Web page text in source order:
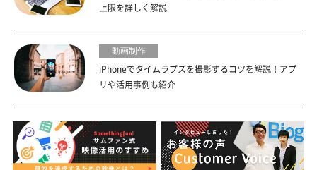
上限を詳しく解説
動画制作
iPhoneでタイムラプスを撮影するコツを解説！アプ
リや活用事例も紹介